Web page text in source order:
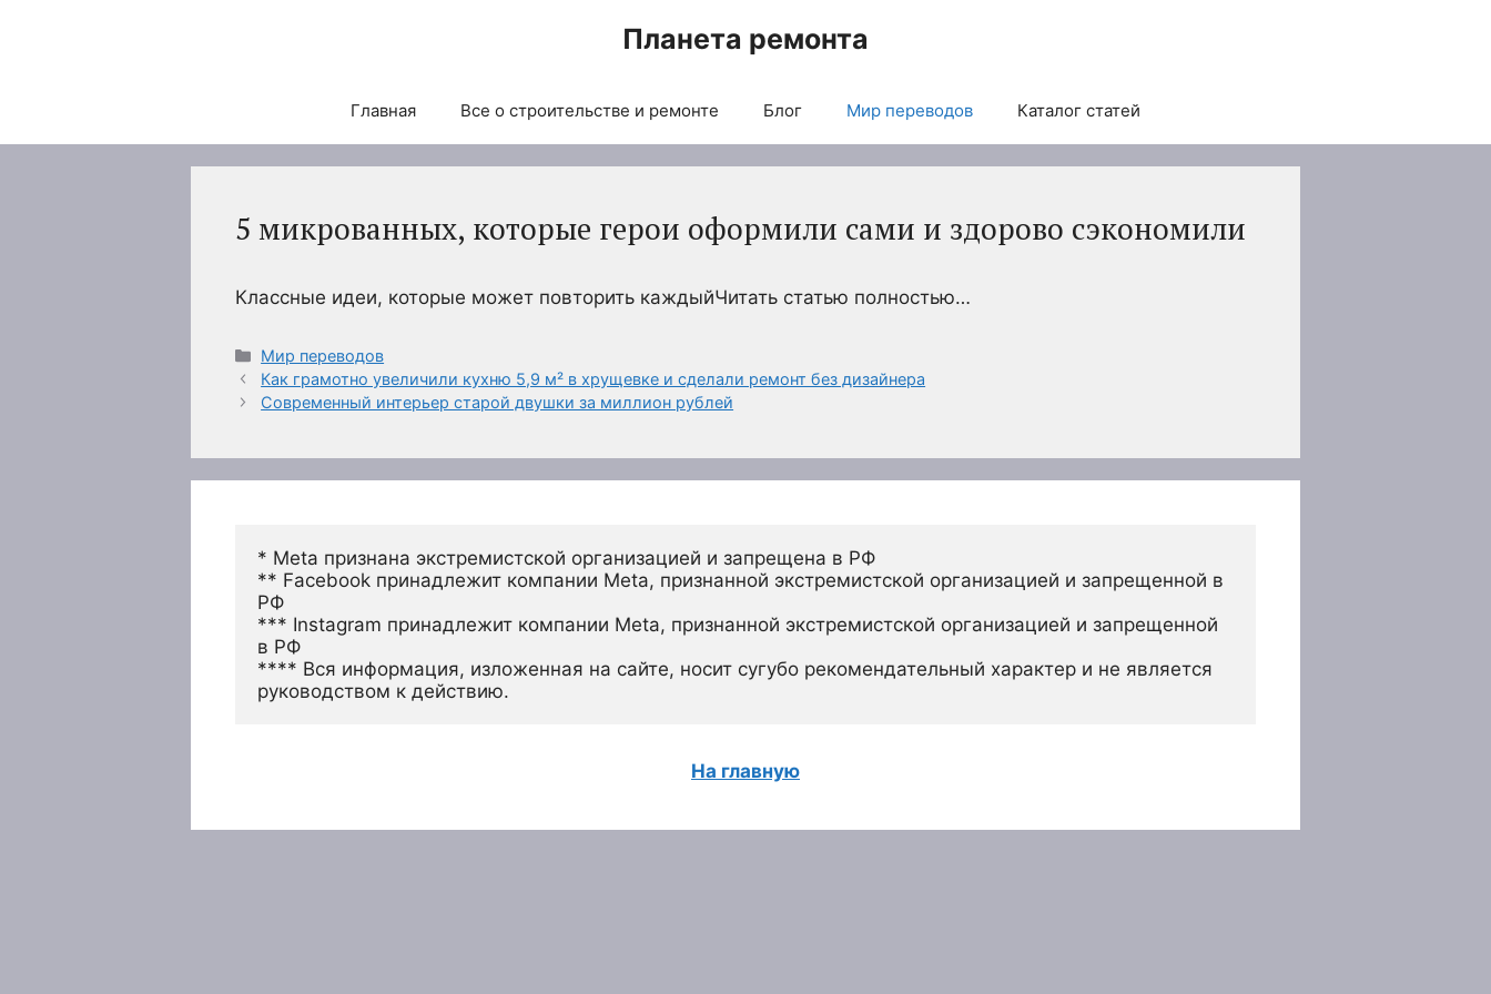
Планета ремонта
Главная Все о строительстве и ремонте Блог Мир переводов Каталог статей
5 микрованных, которые герои оформили сами и здорово сэкономили
Классные идеи, которые может повторить каждыйЧитать статью полностью…
Рубрики
Мир переводов
Как грамотно увеличили кухню 5,9 м² в хрущевке и сделали ремонт без дизайнера
Современный интерьер старой двушки за миллион рублей
* Meta признана экстремистской организацией и запрещена в РФ
** Facebook принадлежит компании Meta, признанной экстремистской организацией и запрещенной в
РФ
*** Instagram принадлежит компании Meta, признанной экстремистской организацией и запрещенной
в РФ
**** Вся информация, изложенная на сайте, носит сугубо рекомендательный характер и не является
руководством к действию.
На главную